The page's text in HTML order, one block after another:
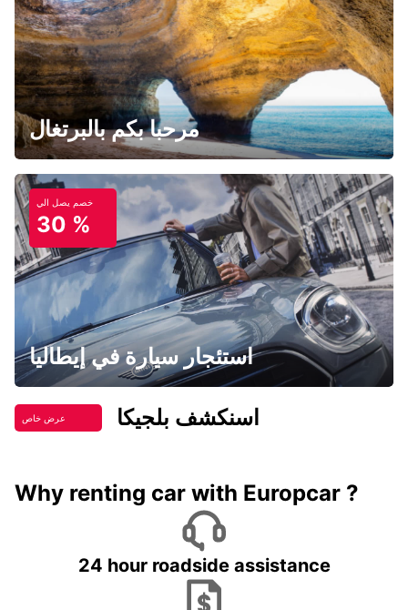
مرحبا بكم بالبرتغال
خصم يصل الي
30 %
استئجار سيارة في إيطاليا
عرض خاص اسنكشف بلجيكا
Why renting car with Europcar ?
24 hour roadside assistance